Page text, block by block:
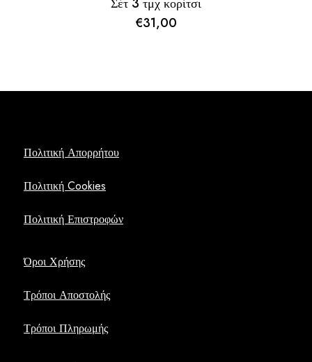
€31,00
Πολιτική Απορρήτου
Πολιτική Cookies
Πολιτική Επιστροφών
Όροι Χρήσης
Τρόποι Αποστολής
Τρόποι Πληρωμής